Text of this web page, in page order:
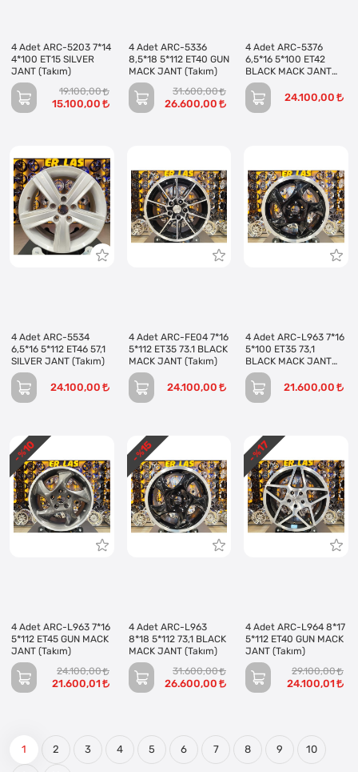
4 Adet ARC-5203 7*14
4*100 ET15 SILVER
JANT (Takım)
19.100,00
15.100,00
4 Adet ARC-5336
8,5*18 5*112 ET40 GUN
MACK JANT (Takım)
31.600,00
26.600,00
4 Adet ARC-5376
6,5*16 5*100 ET42
BLACK MACK JANT
(Takım)
24.100,00
4 Adet ARC-5534
6,5*16 5*112 ET46 57,1
SILVER JANT (Takım)
24.100,00
4 Adet ARC-FE04 7*16
5*112 ET35 73.1 BLACK
MACK JANT (Takım)
24.100,00
4 Adet ARC-L963 7*16
5*100 ET35 73,1
BLACK MACK JANT
(Takım)
21.600,00
4 Adet ARC-L963 7*16
5*112 ET45 GUN MACK
JANT (Takım)
24.100,00
21.600,01
- %
10
4 Adet ARC-L963
8*18 5*112 73,1 BLACK
MACK JANT (Takım)
31.600,00
26.600,00
- %
15
4 Adet ARC-L964 8*17
5*112 ET40 GUN MACK
JANT (Takım)
29.100,00
24.100,01
- %
17
1 2 3 4 5 6 7 8 9 10